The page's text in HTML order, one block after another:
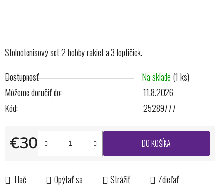
Stolnotenisový set 2 hobby rakiet a 3 loptičiek.
Dostupnosť
Na sklade (1 ks)
Môžeme doručiť do:
11.8.2026
Kód:
25289777
€30
Jednotková cena:
DO KOŠÍKA
Tlač Opýtať sa Strážiť Zdieľať